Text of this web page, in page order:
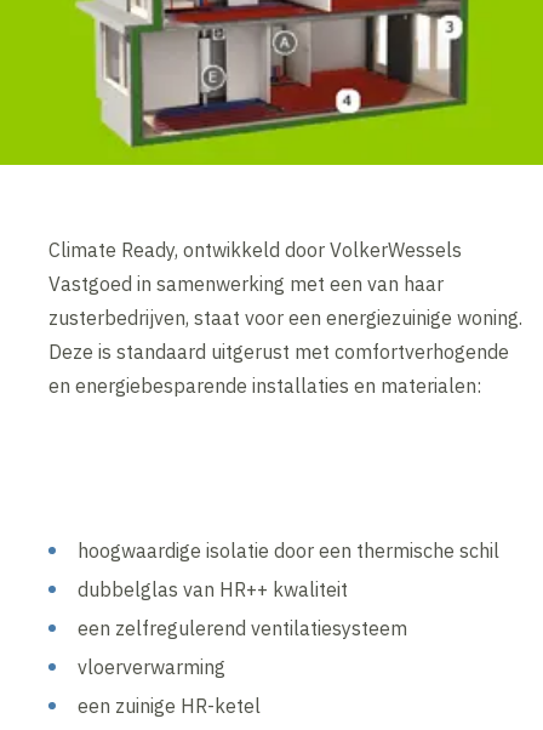
Climate Ready, ontwikkeld door VolkerWessels
Vastgoed in samenwerking met een van haar
zusterbedrijven, staat voor een energiezuinige woning.
Deze is standaard uitgerust met comfortverhogende
en energiebesparende installaties en materialen:
hoogwaardige isolatie door een thermische schil
dubbelglas van HR++ kwaliteit
een zelfregulerend ventilatiesysteem
vloerverwarming
een zuinige HR-ketel